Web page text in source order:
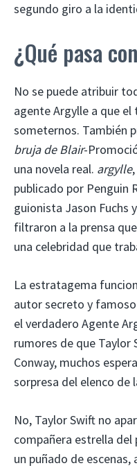
segundo giro a la
¿Qué pasa
No se puede atribuir
agente Argylle a que
someternos. También
bruja de Blair-
una novela real. argylle
publicado por Penguin
guionista Jason Fuchs
filtraron a la prensa
una celebridad que
La estratagema
autor secreto y
el verdadero Agente
rumores de que Taylor
Conway, muchos
sorpresa del elenco de
No, Taylor Swift no
compañera estrella del
un puñado de escenas,